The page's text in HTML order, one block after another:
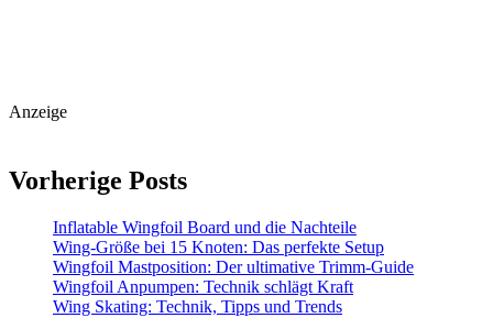
Anzeige
Vorherige Posts
Inflatable Wingfoil Board und die Nachteile
Wing-Größe bei 15 Knoten: Das perfekte Setup
Wingfoil Mastposition: Der ultimative Trimm-Guide
Wingfoil Anpumpen: Technik schlägt Kraft
Wing Skating: Technik, Tipps und Trends